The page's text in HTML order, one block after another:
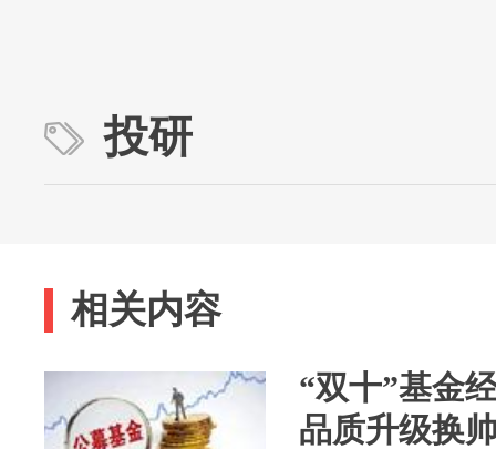
投研
相关内容
“双十”基金
品质升级换